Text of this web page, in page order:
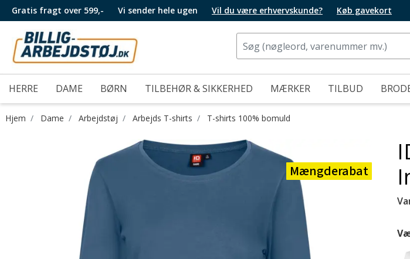
Gratis fragt over 599,- Vi sender hele ugen Vil du være erhvervskunde? Køb gavekort
HERRE DAME BØRN TILBEHØR & SIKKERHED MÆRKER TILBUD
Hjem Dame Arbejdstøj Arbejds T-shirts T-shirts 100% bomuld
Mængderabat